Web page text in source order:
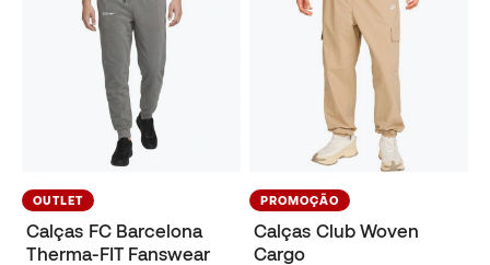
OUTLET
Calças FC Barcelona
Therma-FIT Fanswear
PROMOÇÃO
Calças Club Woven
Cargo